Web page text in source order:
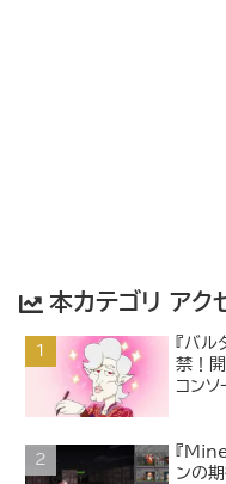
本カテゴリ アク
『バ
禁！
コン
『
ンの